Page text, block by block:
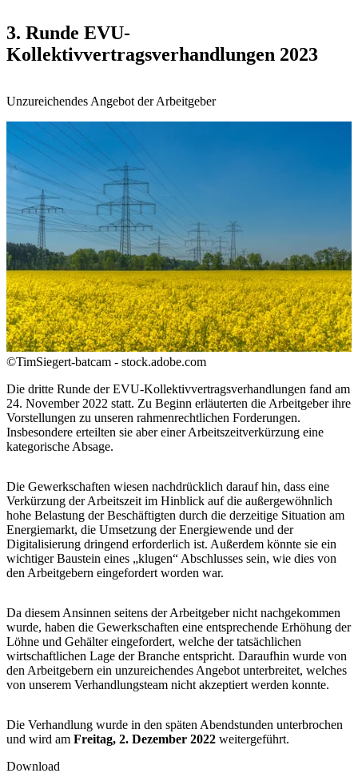
3. Runde EVU-
Kollektivvertragsverhandlungen 2023
Unzureichendes Angebot der Arbeitgeber
©TimSiegert-batcam - stock.adobe.com
Die dritte Runde der EVU-Kollektivvertragsverhandlungen fand am
24. November 2022 statt. Zu Beginn erläuterten die Arbeitgeber ihre
Vorstellungen zu unseren rahmenrechtlichen Forderungen.
Insbesondere erteilten sie aber einer Arbeitszeitverkürzung eine
kategorische Absage.
Die Gewerkschaften wiesen nachdrücklich darauf hin, dass eine
Verkürzung der Arbeitszeit im Hinblick auf die außergewöhnlich
hohe Belastung der Beschäftigten durch die derzeitige Situation am
Energiemarkt, die Umsetzung der Energiewende und der
Digitalisierung dringend erforderlich ist. Außerdem könnte sie ein
wichtiger Baustein eines „klugen“ Abschlusses sein, wie dies von
den Arbeitgebern eingefordert worden war.
Da diesem Ansinnen seitens der Arbeitgeber nicht nachgekommen
wurde, haben die Gewerkschaften eine entsprechende Erhöhung der
Löhne und Gehälter eingefordert, welche der tatsächlichen
wirtschaftlichen Lage der Branche entspricht. Daraufhin wurde von
den Arbeitgebern ein unzureichendes Angebot unterbreitet, welches
von unserem Verhandlungsteam nicht akzeptiert werden konnte.
Die Verhandlung wurde in den späten Abendstunden unterbrochen
und wird am Freitag, 2. Dezember 2022 weitergeführt.
Download